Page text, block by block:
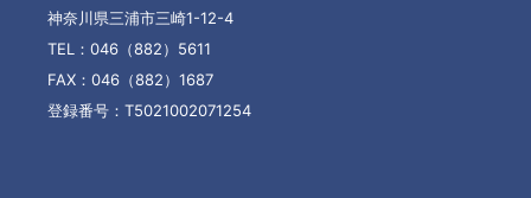
神奈川県三浦市三崎1-12-4
TEL：046（882）5611
FAX：046（882）1687
登録番号：T5021002071254